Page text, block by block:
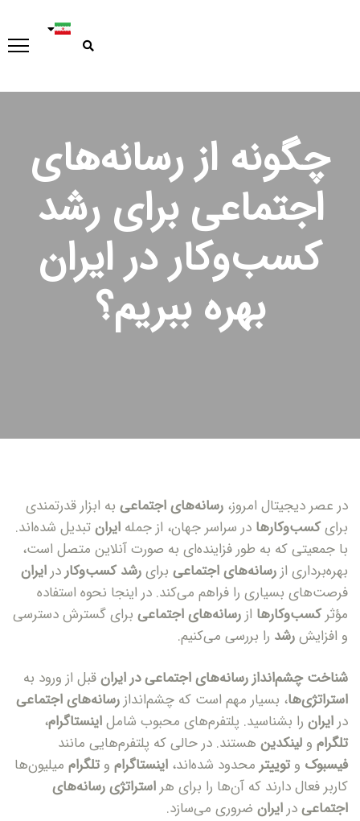
چگونه از رسانه‌های
اجتماعی برای رشد
کسب‌وکار در ایران
بهره ببریم؟
در عصر دیجیتال امروز، رسانه‌های اجتماعی به ابزار قدرتمندی
برایکسب‌وکارها در سراسر جهان، از جمله ایرانتبدیل شده‌اند.
با جمعیتی که به طور فزاینده‌ای به صورت آنلاین متصل است،
بهره‌برداری ازرسانه‌های اجتماعی برایرشد کسب‌وکاردرایران
فرصت‌های بسیاری را فراهم می‌کند. در اینجا نحوه استفاده
مؤثرکسب‌وکارها ازرسانه‌های اجتماعی برای گسترش دسترسی
و افزایشرشد را بررسی می‌کنیم.
شناخت چشم‌انداز رسانه‌های اجتماعی در ایرانقبل از ورود به
استراتژی‌ها، بسیار مهم است که چشم‌اندازرسانه‌های اجتماعی
درایران را بشناسید. پلتفرم‌های محبوب شاملاینستاگرام،
تلگرام و لینکدین هستند. در حالی که پلتفرم‌هایی مانند
فیسبوک وتوییتر محدود شده‌اند، اینستاگرام وتلگرام میلیون‌ها
کاربر فعال دارند که آن‌ها را برای هر استراتژی رسانه‌های
اجتماعیدرایران ضروری می‌سازد.